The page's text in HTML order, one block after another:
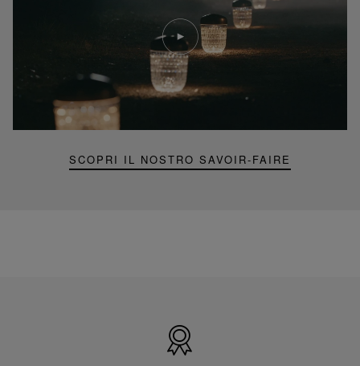
SCOPRI IL NOSTRO SAVOIR-FAIRE
Riproduci
video
Video
YouTube,
lampada
portatile
mini
Francia